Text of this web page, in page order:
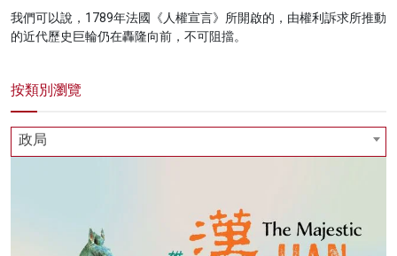
我們可以說，1789年法國《人權宣言》所開啟的，由權利訴求所推動
的近代歷史巨輪仍在轟隆向前，不可阻擋。
按類別瀏覽
政局